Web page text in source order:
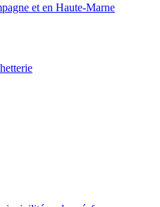
et en Haute-Marne